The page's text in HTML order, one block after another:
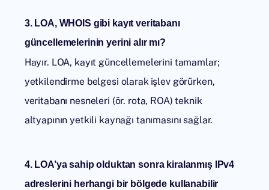
3. LOA, WHOIS gibi kayıt veritabanı
güncellemelerinin yerini alır mı?
Hayır. LOA, kayıt güncellemelerini tamamlar;
yetkilendirme belgesi olarak işlev görürken,
veritabanı nesneleri (ör. rota, ROA) teknik
altyapının yetkili kaynağı tanımasını sağlar.
4. LOA’ya sahip olduktan sonra kiralanmış IPv4
adreslerini herhangi bir bölgede kullanabilir